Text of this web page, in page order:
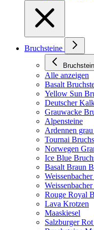
Bruchsteine
Alle anzeigen
Basalt
Yellow Sun
Deutscher
Grauwacke
Alpensteine
Ardennen
Tournai
Norwegen
Ice Blue
Basalt Braun
Rouge Royal
Lava Krotzen
Maaskiesel
Salzburger